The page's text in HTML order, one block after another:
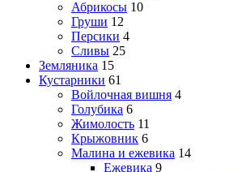
Абрикосы 10
Груши 12
Персики 4
Сливы 25
Земляника 15
Кустарники 61
Войлочная вишня 4
Голубика 6
Жимолость 11
Крыжовник 6
Малина и ежевика 14
Ежевика 9